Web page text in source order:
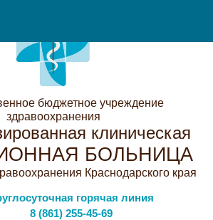
бюджетное учреждение
здравоохранения
клиническая
БОЛЬНИЦА
Краснодарского края
горячая линия
8 (861) 255-45-69